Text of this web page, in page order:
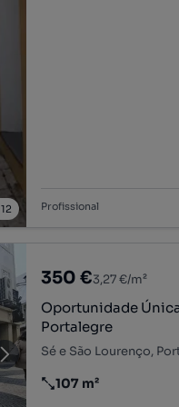
12 Profissional
350 €3,27 €/m²
Oportunidade
Portalegre
Sé e São Lourenço,
Preço por metro
107 m²